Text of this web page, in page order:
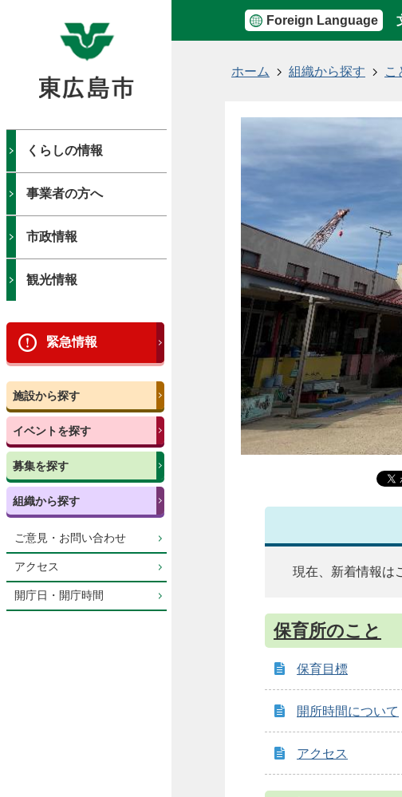
Foreign Language
くらしの情報
事業者の方へ
市政情報
観光情報
緊急情報
施設から探す
イベントを探す
募集を探す
組織から探す
ご意見・お問い合わせ
アクセス
開庁日・開庁時間
ホーム 組織から探す こ
現在、新着情報は
保育所のこと
保育目標
開所時間について
アクセス